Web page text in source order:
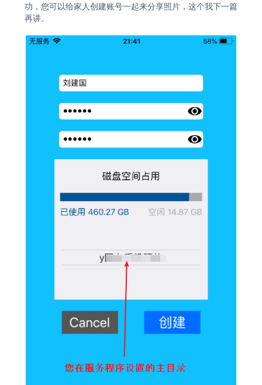
功，您可以给家人创建账号一起来分享照片，这个我下一篇
再讲。